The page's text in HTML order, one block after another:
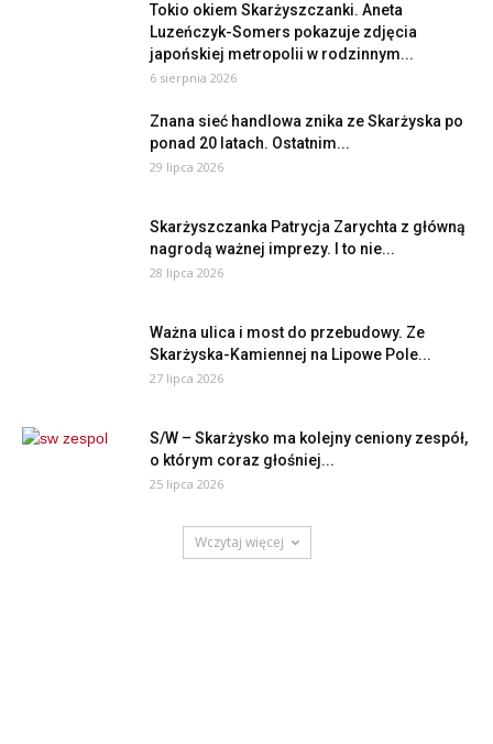
Tokio okiem Skarżyszczanki. Aneta
Luzeńczyk-Somers pokazuje zdjęcia
japońskiej metropolii w rodzinnym...
6 sierpnia 2026
Znana sieć handlowa znika ze Skarżyska po
ponad 20 latach. Ostatnim...
29 lipca 2026
Skarżyszczanka Patrycja Zarychta z główną
nagrodą ważnej imprezy. I to nie...
28 lipca 2026
Ważna ulica i most do przebudowy. Ze
Skarżyska-Kamiennej na Lipowe Pole...
27 lipca 2026
S/W – Skarżysko ma kolejny ceniony zespół,
o którym coraz głośniej...
25 lipca 2026
Wczytaj więcej